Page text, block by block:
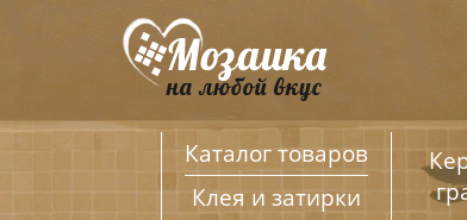
Каталог товаров
Клея и затирки